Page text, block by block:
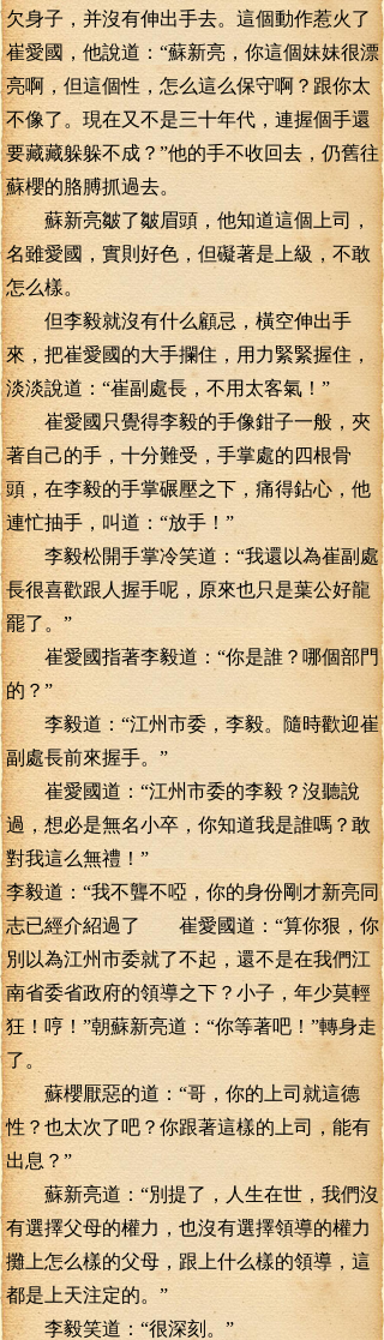
欠身子，并沒有伸出手去。這個動作惹火了
崔愛國，他說道：“蘇新亮，你這個妹妹很漂
亮啊，但這個性，怎么這么保守啊？跟你太
不像了。現在又不是三十年代，連握個手還
要藏藏躲躲不成？”他的手不收回去，仍舊往
蘇櫻的胳膊抓過去。
蘇新亮皺了皺眉頭，他知道這個上司，
名雖愛國，實則好色，但礙著是上級，不敢
怎么樣。
但李毅就沒有什么顧忌，橫空伸出手
來，把崔愛國的大手攔住，用力緊緊握住，
淡淡說道：“崔副處長，不用太客氣！”
崔愛國只覺得李毅的手像鉗子一般，夾
著自己的手，十分難受，手掌處的四根骨
頭，在李毅的手掌碾壓之下，痛得鉆心，他
連忙抽手，叫道：“放手！”
李毅松開手掌冷笑道：“我還以為崔副處
長很喜歡跟人握手呢，原來也只是葉公好龍
罷了。”
崔愛國指著李毅道：“你是誰？哪個部門
的？”
李毅道：“江州市委，李毅。隨時歡迎崔
副處長前來握手。”
崔愛國道：“江州市委的李毅？沒聽說
過，想必是無名小卒，你知道我是誰嗎？敢
對我這么無禮！”
李毅道：“我不聾不啞，你的身份剛才新亮同
志已經介紹過了 崔愛國道：“算你狠，你
別以為江州市委就了不起，還不是在我們江
南省委省政府的領導之下？小子，年少莫輕
狂！哼！”朝蘇新亮道：“你等著吧！”轉身走
了。
蘇櫻厭惡的道：“哥，你的上司就這德
性？也太次了吧？你跟著這樣的上司，能有
出息？”
蘇新亮道：“別提了，人生在世，我們沒
有選擇父母的權力，也沒有選擇領導的權力
攤上怎么樣的父母，跟上什么樣的領導，這
都是上天注定的。”
李毅笑道：“很深刻。”